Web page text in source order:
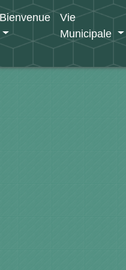
Bienvenue
Vie
Municipale